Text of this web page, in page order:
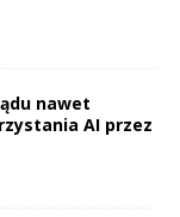
nawet
AI przez